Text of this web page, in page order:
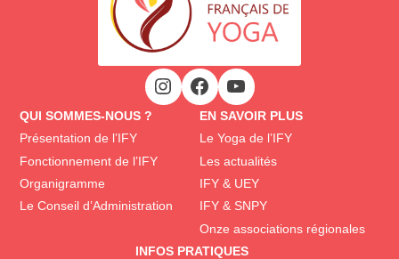
QUI SOMMES-NOUS ?
Présentation de l’IFY
Fonctionnement de l’IFY
Organigramme
Le Conseil d’Administration
EN SAVOIR PLUS
Le Yoga de l’IFY
Les actualités
IFY & UEY
IFY & SNPY
Onze associations régionales
INFOS PRATIQUES